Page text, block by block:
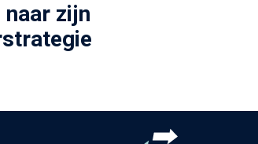
zijn